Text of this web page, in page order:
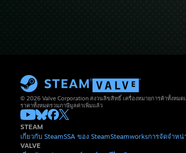
© 2026 Valve Corporation สงวนลิขสิทธิ์ เครื่องหมายการค้าทั้งหม
ราคาทั้งหมดรวมภาษีมูลค่าเพิ่มแล้ว
STEAM
เกี่ยวกับ SteamSSA ของ SteamSteamworksการจัดจำหน่
VALVE